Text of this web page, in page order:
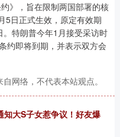
》，旨在限制两国部署的核
5日正式生效，原定有效期
特朗普今年1月接受采访时
约即将到期，并表示双方会
网络，不代表本站观点。
知大S子女惹争议！好友爆